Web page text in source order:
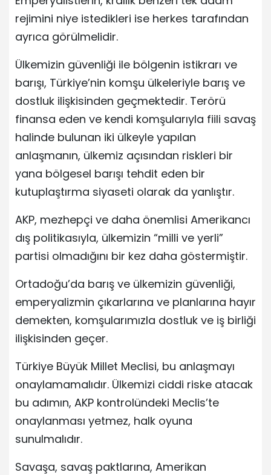
rejimini niye istedikleri ise herkes tarafından
ayrıca görülmelidir.
Ülkemizin güvenliği ile bölgenin istikrarı ve
barışı, Türkiye’nin komşu ülkeleriyle barış ve
dostluk ilişkisinden geçmektedir. Terörü
finansa eden ve kendi komşularıyla fiili savaş
halinde bulunan iki ülkeyle yapılan
anlaşmanın, ülkemiz açısından riskleri bir
yana bölgesel barışı tehdit eden bir
kutuplaştırma siyaseti olarak da yanlıştır.
AKP, mezhepçi ve daha önemlisi Amerikancı
dış politikasıyla, ülkemizin “milli ve yerli”
partisi olmadığını bir kez daha göstermiştir.
Ortadoğu’da barış ve ülkemizin güvenliği,
emperyalizmin çıkarlarına ve planlarına hayır
demekten, komşularımızla dostluk ve iş birliği
ilişkisinden geçer.
Türkiye Büyük Millet Meclisi, bu anlaşmayı
onaylamamalıdır. Ülkemizi ciddi riske atacak
bu adımın, AKP kontrolündeki Meclis’te
onaylanması yetmez, halk oyuna
sunulmalıdır.
Savaşa, savaş paktlarına, Amerikan